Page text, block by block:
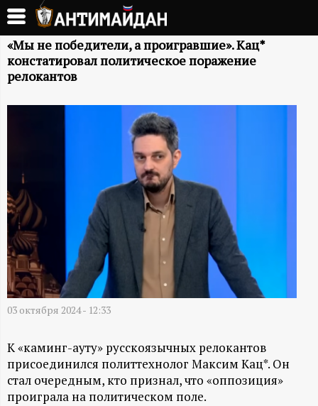
Перейти
основному
содержанию
А
Н
Т
М
А
Й
Д
А
Н
-
«Мы не победители, а проигравшие». Кац*
констатировал политическое поражение
релокантов
03 октября 2024 - 12:33
К «каминг-ауту» русскоязычных релокантов
присоединился политтехнолог Максим Кац*. Он
стал очередным, кто признал, что «оппозиция»
проиграла на политическом поле.